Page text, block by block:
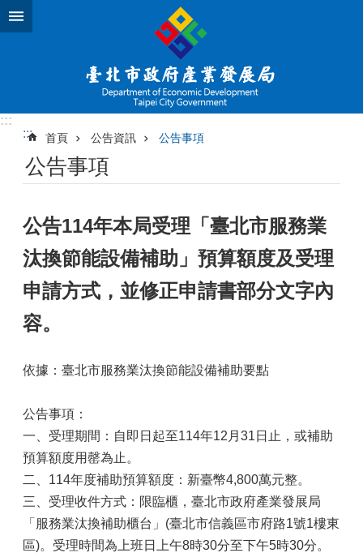
跳到主要內容區塊
:::
:::
首頁 公告資訊 公告事項
公告事項
公告114年本局受理「臺北市服務業
汰換節能設備補助」預算額度及受理
申請方式，並修正申請書部分文字內
容。
依據：臺北市服務業汰換節能設備補助要點
公告事項：
一、受理期間：自即日起至114年12月31日止，或補助
預算額度用罄為止。
二、114年度補助預算額度：新臺幣4,800萬元整。
三、受理收件方式：限臨櫃，臺北市政府產業發展局
「服務業汰換補助櫃台」(臺北市信義區市府路1號1樓東
區)。受理時間為上班日上午8時30分至下午5時30分。